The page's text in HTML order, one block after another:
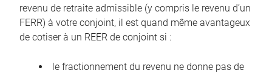
revenu de retraite admissible (y compris le revenu d’un
FERR) à votre conjoint, il est quand même avantageux
de cotiser à un REER de conjoint si :
le fractionnement du revenu ne donne pas de